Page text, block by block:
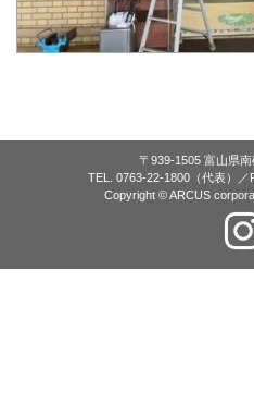
〒939-1505 富山県
TEL. 0763-22-1800（代表）／
Copyright © ARCUS